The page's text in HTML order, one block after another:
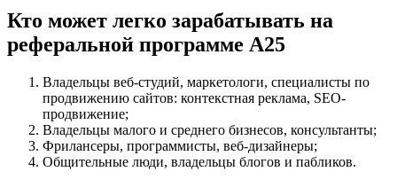
Кто может легко зарабатывать на
реферальной программе А25
Владельцы веб-студий, маркетологи, специалисты по
продвижению сайтов: контекстная реклама, SEO-
продвижение;
Владельцы малого и среднего бизнесов, консультанты;
Фрилансеры, программисты, веб-дизайнеры;
Общительные люди, владельцы блогов и пабликов.